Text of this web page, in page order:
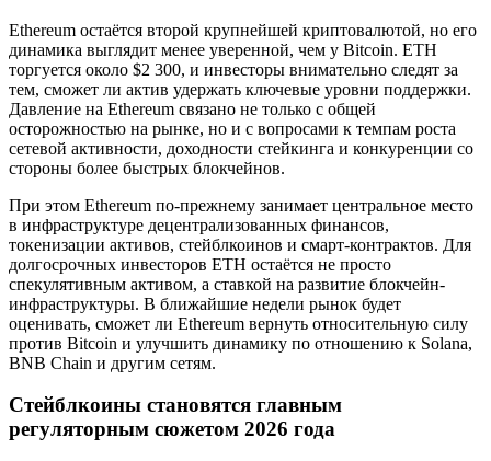
Ethereum остаётся второй крупнейшей криптовалютой, но его
динамика выглядит менее уверенной, чем у Bitcoin. ETH
торгуется около $2 300, и инвесторы внимательно следят за
тем, сможет ли актив удержать ключевые уровни поддержки.
Давление на Ethereum связано не только с общей
осторожностью на рынке, но и с вопросами к темпам роста
сетевой активности, доходности стейкинга и конкуренции со
стороны более быстрых блокчейнов.
При этом Ethereum по-прежнему занимает центральное место
в инфраструктуре децентрализованных финансов,
токенизации активов, стейблкоинов и смарт-контрактов. Для
долгосрочных инвесторов ETH остаётся не просто
спекулятивным активом, а ставкой на развитие блокчейн-
инфраструктуры. В ближайшие недели рынок будет
оценивать, сможет ли Ethereum вернуть относительную силу
против Bitcoin и улучшить динамику по отношению к Solana,
BNB Chain и другим сетям.
Стейблкоины становятся главным
регуляторным сюжетом 2026 года